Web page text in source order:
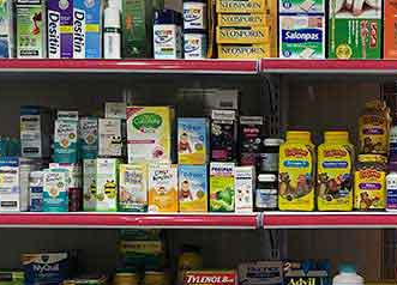
và cầm máu cho vết thương nhỏ, giúp chỗ
: vết bỏng (phỏng), trầy xước, thương tích,